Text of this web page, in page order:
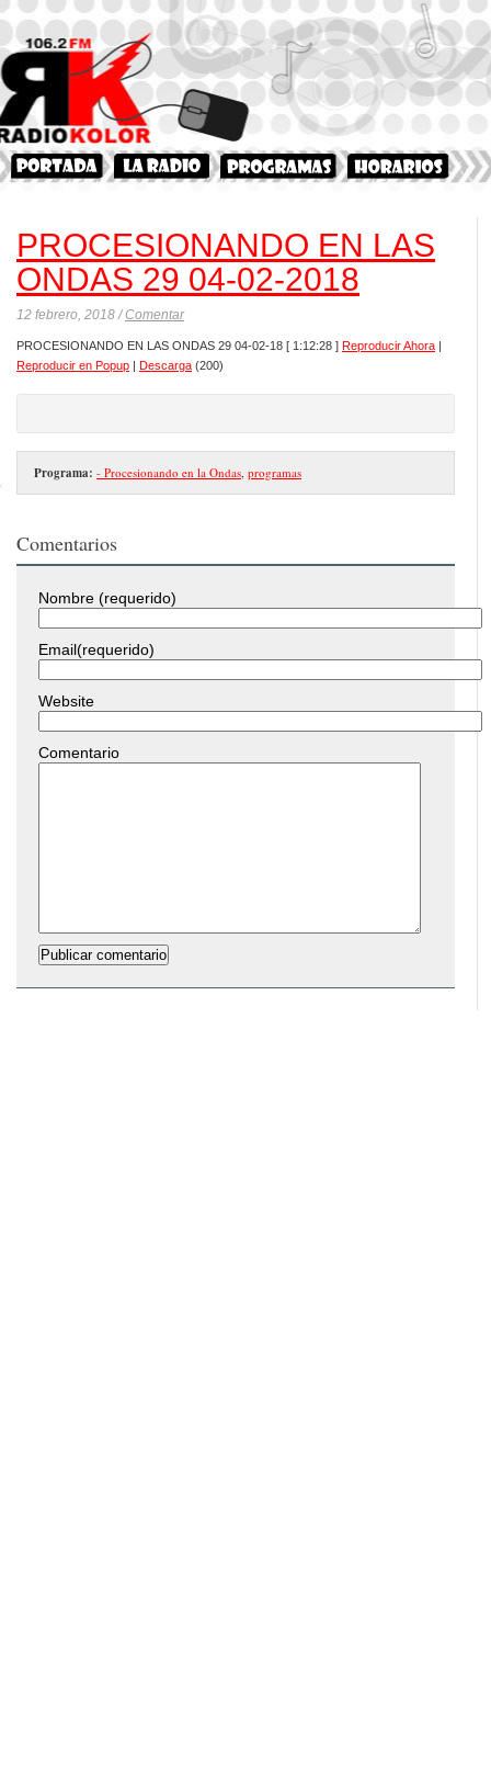
PROCESIONANDO EN LAS
ONDAS 29 04-02-2018
12 febrero, 2018 /Comentar
PROCESIONANDO EN LAS ONDAS 29 04-02-18 [ 1:12:28 ] Reproducir Ahora |
Reproducir en Popup | Descarga (200)
Programa: - Procesionando en la Ondas, programas
Comentarios
Nombre (requerido)
Email(requerido)
Website
Comentario